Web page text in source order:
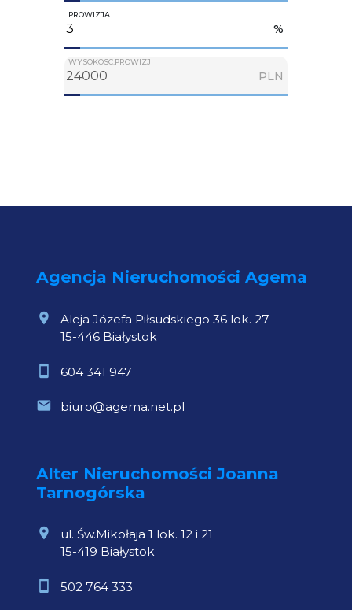
PROWIZJA
%
WYSOKOSC.PROWIZJI
PLN
Agencja Nieruchomości Agema
Aleja Józefa Piłsudskiego 36 lok. 27
15-446 Białystok
604 341 947
biuro@agema.net.pl
Alter Nieruchomości Joanna
Tarnogórska
ul. Św.Mikołaja 1 lok. 12 i 21
15-419 Białystok
502 764 333